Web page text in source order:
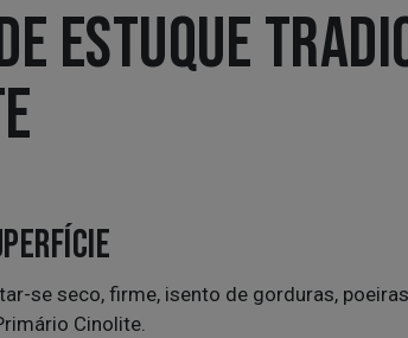
ESTUQUE
se seco, firme, isento de gorduras,
Cinolite.